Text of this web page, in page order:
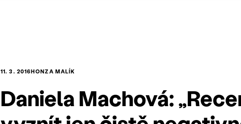
11. 3. 2016HONZA MALÍK
Daniela Machová: